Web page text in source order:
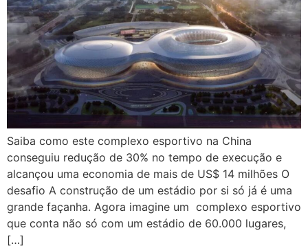
Saiba como este complexo esportivo na China
conseguiu redução de 30% no tempo de execução e
alcançou uma economia de mais de US$ 14 milhões O
desafio A construção de um estádio por si só já é uma
grande façanha. Agora imagine um complexo esportivo
que conta não só com um estádio de 60.000 lugares,
[…]